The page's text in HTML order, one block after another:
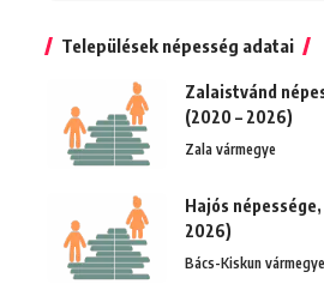
Települések népesség adatai
Zalaistvánd
(2020 – 2026)
Zala vármegye
Hajós
2026)
Bács-Kiskun vármegye